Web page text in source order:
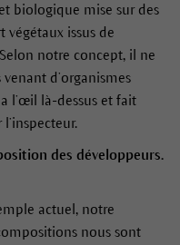
biologique mise sur des
issus de
notre concept, il ne
d’organismes
l’œil là-dessus et fait
des développeurs.
actuel, notre
nous sont